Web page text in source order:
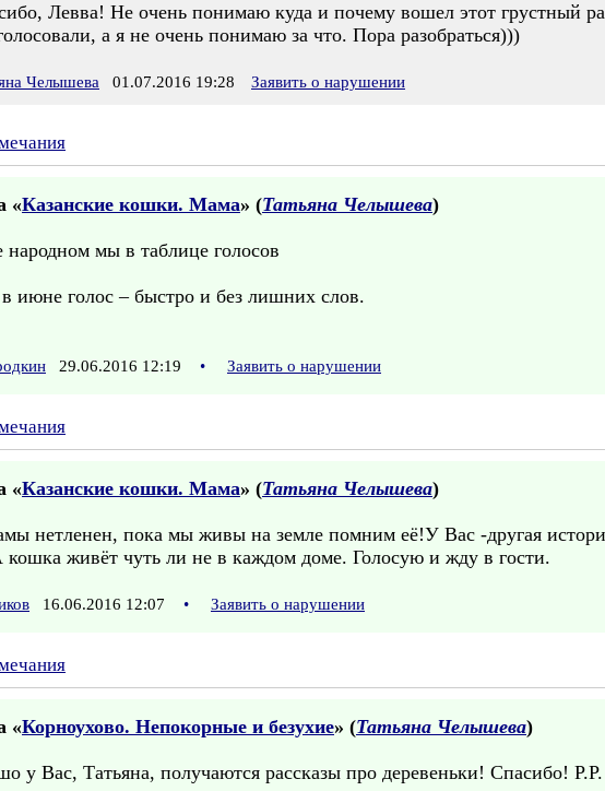
Левва! Не очень понимаю куда и почему вошел этот грустный
а я не очень понимаю за что. Пора разобраться)))
Челышева 01.07.2016 19:28 Заявить о нарушении
«Казанские кошки. Мама» (Татьяна Челышева)
народном мы в таблице голосов
июне голос – быстро и без лишних слов.
29.06.2016 12:19 • Заявить о нарушении
«Казанские кошки. Мама» (Татьяна Челышева)
нетленен, пока мы живы на земле помним её!У Вас -другая
живёт чуть ли не в каждом доме. Голосую и жду в гости.
16.06.2016 12:07 • Заявить о нарушении
«Корноухово. Непокорные и безухие» (Татьяна Челышева)
у Вас, Татьяна, получаются рассказы про деревеньки! Спасибо! Р.Р.